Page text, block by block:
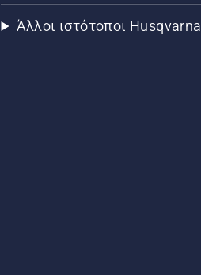
Άλλοι ιστότοποι Husqvarna